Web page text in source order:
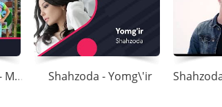
Shahzoda & Bojalar - Maqtanchoq Shahzoda - Yomg\'ir